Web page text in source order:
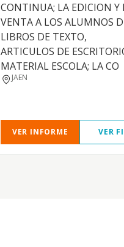
CONTINUA; LA EDICION Y
VENTA A LOS ALUMNOS
LIBROS DE TEXTO,
ARTICULOS DE
MATERIAL ESCOLA; LA CO
JAEN
VER INFORME VER